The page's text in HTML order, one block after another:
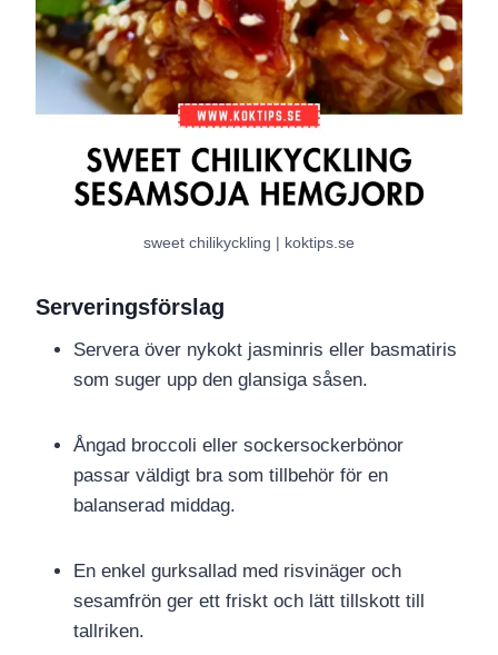
sweet chilikyckling | koktips.se
Serveringsförslag
Servera över nykokt jasminris eller basmatiris
som suger upp den glansiga såsen.
Ångad broccoli eller sockersockerbönor
passar väldigt bra som tillbehör för en
balanserad middag.
En enkel gurksallad med risvinäger och
sesamfrön ger ett friskt och lätt tillskott till
tallriken.